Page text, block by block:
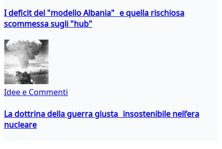
I deficit del "modello Albania" e quella rischiosa
scommessa sugli "hub"
Idee e Commenti
La dottrina della guerra giusta insostenibile nell’era
nucleare